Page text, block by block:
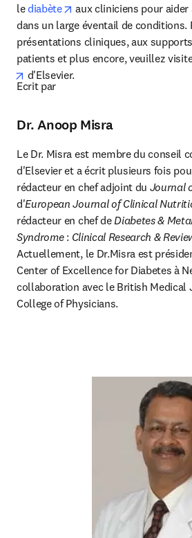
le diabète opens in new tab/window
aux cliniciens pour
dans un large éventail de conditions.
présentations cliniques, aux
patients et plus encore, veuillez
opens in new tab/window
d'Elsevier.
Ecrit par
Dr. Anoop Misra
Le Dr. Misra est membre du conseil
d'Elsevier et a écrit plusieurs fois
rédacteur en chef adjoint du Journal
d'European Journal of Clinical
rédacteur en chef de Diabetes &
Syndrome : Clinical Research &
Actuellement, le Dr.Misra est
Center of Excellence for Diabetes à
collaboration avec le British Medical
College of Physicians.